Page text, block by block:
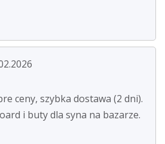
ceny, szybka dostawa (2 dni).
i buty dla syna na bazarze.